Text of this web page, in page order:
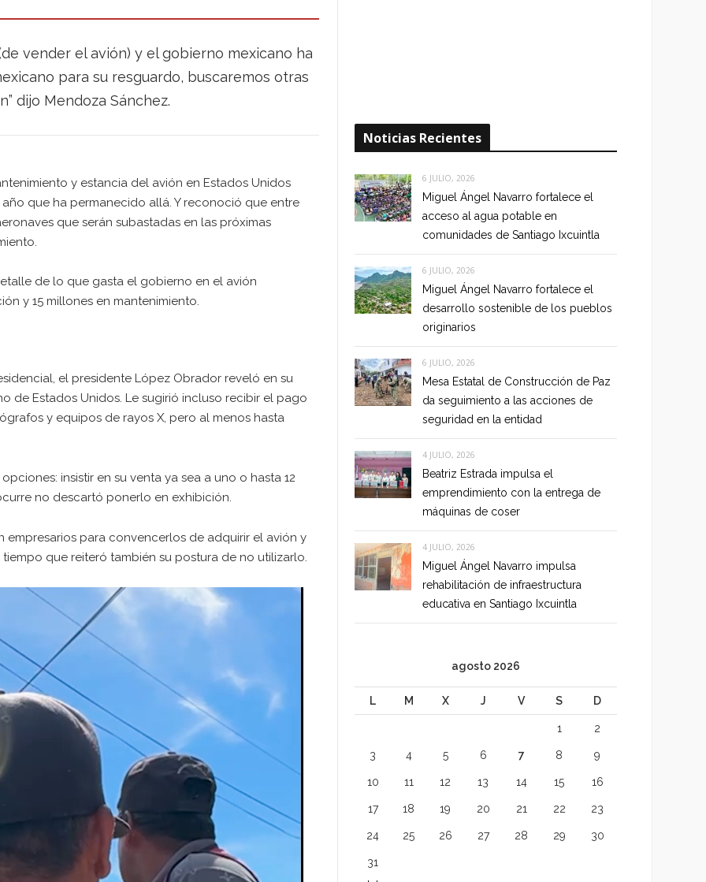
vender el avión) y el gobierno mexicano ha
para su resguardo, buscaremos otras
dijo Mendoza Sánchez.
y estancia del avión en Estados Unidos
que ha permanecido allá. Y reconoció que entre
que serán subastadas en las próximas
de lo que gasta el gobierno en el avión
y 15 millones en mantenimiento.
el presidente López Obrador reveló en su
de Estados Unidos. Le sugirió incluso recibir el pago
y equipos de rayos X, pero al menos hasta
insistir en su venta ya sea a uno o hasta 12
no descartó ponerlo en exhibición.
para convencerlos de adquirir el avión y
que reiteró también su postura de no utilizarlo.
Noticias Recientes
6 JULIO, 2026
Miguel Ángel Navarro fortalece el
acceso al agua potable en
comunidades de Santiago Ixcuintla
6 JULIO, 2026
Miguel Ángel Navarro fortalece el
desarrollo sostenible de los pueblos
originarios
6 JULIO, 2026
Mesa Estatal de Construcción de Paz
da seguimiento a las acciones de
seguridad en la entidad
4 JULIO, 2026
Beatriz Estrada impulsa el
emprendimiento con la entrega de
máquinas de coser
4 JULIO, 2026
Miguel Ángel Navarro impulsa
rehabilitación de infraestructura
educativa en Santiago Ixcuintla
agosto 2026
L M X J V S D
1 2
3 4 5 6 7 8 9
10 11 12 13 14 15 16
17 18 19 20 21 22 23
24 25 26 27 28 29 30
31